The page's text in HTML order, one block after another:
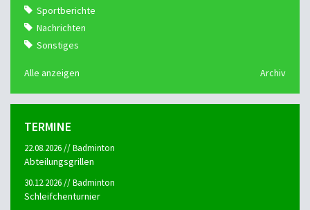
Sportberichte
Nachrichten
Sonstiges
Alle anzeigen Archiv
TERMINE
22.08.2026 // Badminton
Abteilungsgrillen
30.12.2026 // Badminton
Schleifchenturnier